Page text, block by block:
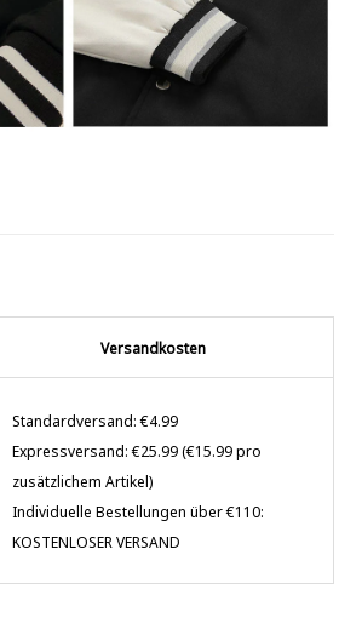
Versandkosten
Standardversand: €4.99
Expressversand: €25.99 (€15.99 pro
zusätzlichem Artikel)
Individuelle Bestellungen über €110:
KOSTENLOSER VERSAND